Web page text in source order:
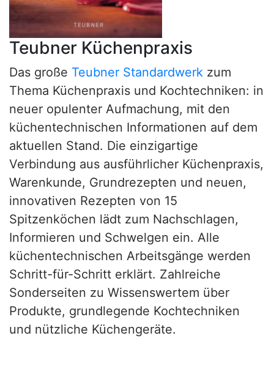
Teubner Küchenpraxis
Das große Teubner Standardwerk zum
Thema Küchenpraxis und Kochtechniken: in
neuer opulenter Aufmachung, mit den
küchentechnischen Informationen auf dem
aktuellen Stand. Die einzigartige
Verbindung aus ausführlicher Küchenpraxis,
Warenkunde, Grundrezepten und neuen,
innovativen Rezepten von 15
Spitzenköchen lädt zum Nachschlagen,
Informieren und Schwelgen ein. Alle
küchentechnischen Arbeitsgänge werden
Schritt-für-Schritt erklärt. Zahlreiche
Sonderseiten zu Wissenswertem über
Produkte, grundlegende Kochtechniken
und nützliche Küchengeräte.